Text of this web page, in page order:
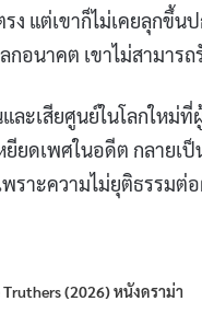
ง แต่เขาก็ไม่เคยลุกขึ้
อนาคต เขาไม่สามารถ
ละเสียศูนย์ในโลกใหม่
ยดเพศในอดีต กลาย
พราะความไม่ยุติธรรม
Truthers (2026) หนังดราม่า